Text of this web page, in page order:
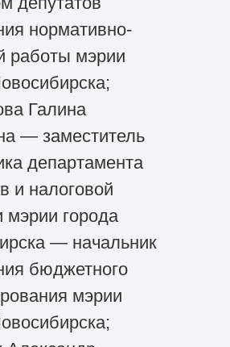
нормативно-
работы мэрии
Галина
— заместитель
департамента
и налоговой
мэрии города
— начальник
бюджетного
мэрии